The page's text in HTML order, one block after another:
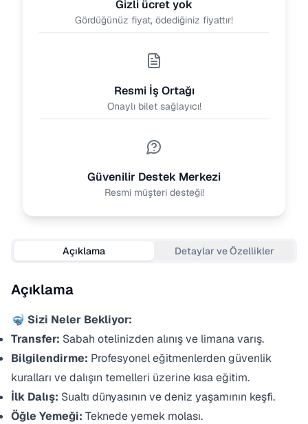
Gizli ücret yok
Gördüğünüz fiyat, ödediğiniz fiyattır!
Resmi İş Ortağı
Onaylı bilet sağlayıcı!
Güvenilir Destek Merkezi
Resmi müşteri desteği!
Açıklama Detaylar ve Özellikler
Açıklama
🤿 Sizi Neler Bekliyor:
Transfer: Sabah otelinizden alınış ve limana varış.
Bilgilendirme: Profesyonel eğitmenlerden güvenlik
kuralları ve dalışın temelleri üzerine kısa eğitim.
İlk Dalış: Sualtı dünyasının ve deniz yaşamının keşfi.
Öğle Yemeği: Teknede yemek molası.